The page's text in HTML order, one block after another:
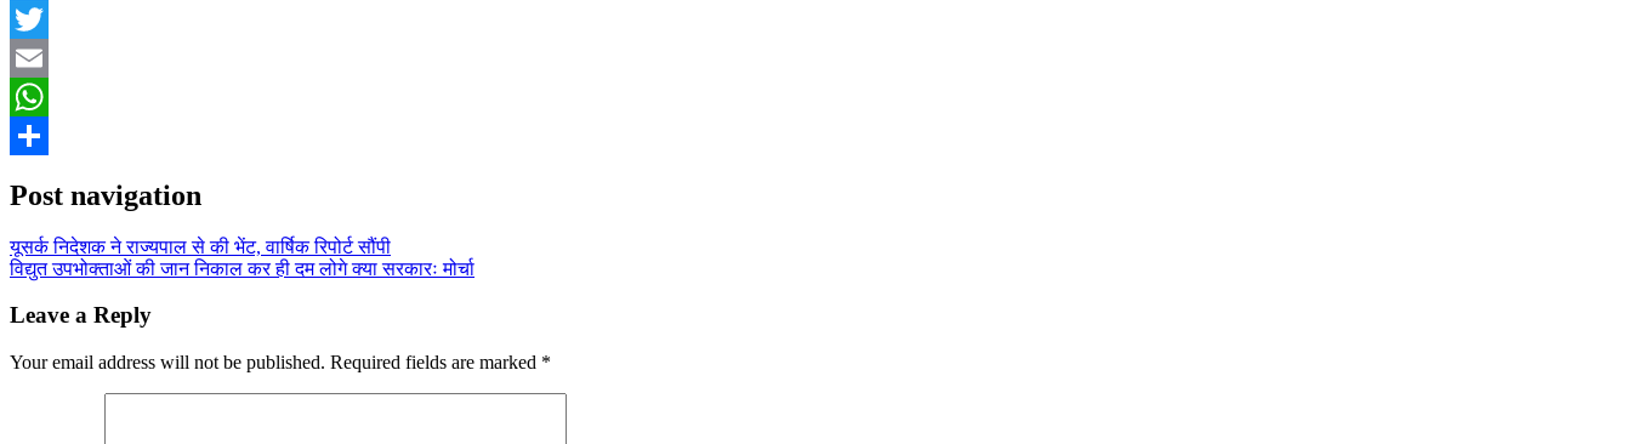
Facebook
Twitter
Email
WhatsApp
Post navigation
यूसर्क निदेशक ने राज्यपाल से की भेंट, वार्षिक रिपोर्ट सौंपी
विद्युत उपभोक्ताओं की जान निकाल कर ही दम लोगे क्या सरकारः मोर्चा
Leave a Reply
Your email address will not be published. Required fields are marked *